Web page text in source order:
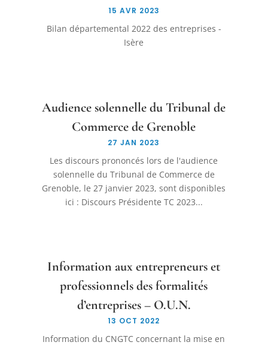
15 AVR 2023
Bilan départemental 2022 des entreprises -
Isère
Audience solennelle du Tribunal de
Commerce de Grenoble
27 JAN 2023
Les discours prononcés lors de l'audience
solennelle du Tribunal de Commerce de
Grenoble, le 27 janvier 2023, sont disponibles
ici : Discours Présidente TC 2023...
Information aux entrepreneurs et
professionnels des formalités
d’entreprises – O.U.N.
13 OCT 2022
Information du CNGTC concernant la mise en